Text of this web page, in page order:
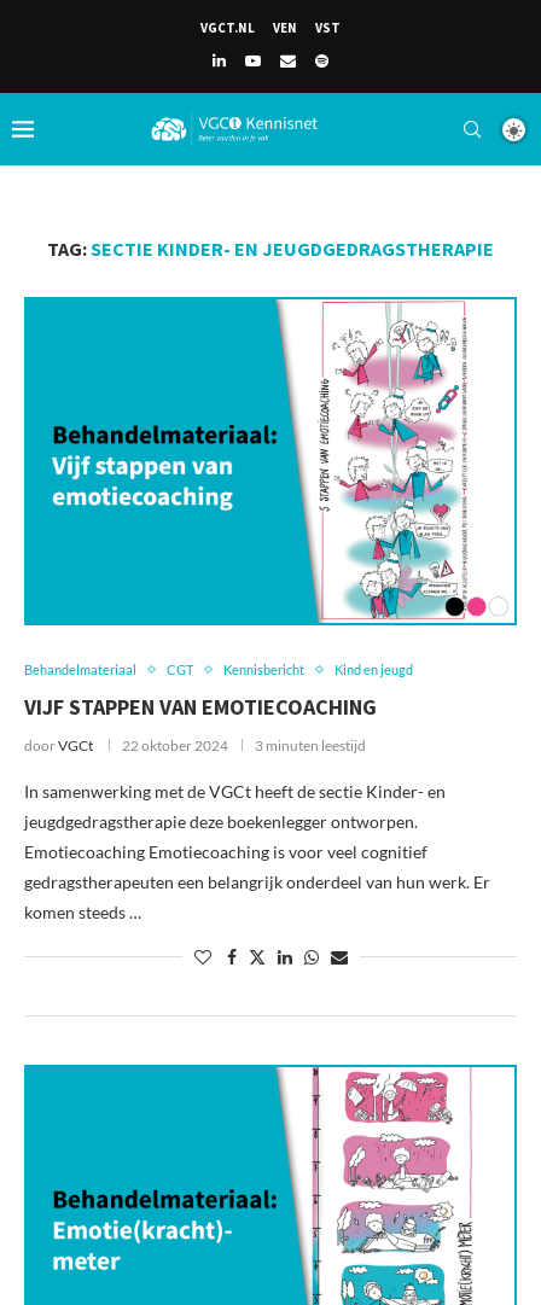
VGCT.NL VEN VST
TAG:SECTIE KINDER- EN JEUGDGEDRAGSTHERAPIE
Behandelmateriaal CGT Kennisbericht Kind en jeugd
VIJF STAPPEN VAN EMOTIECOACHING
doorVGCt 22 oktober 2024 3 minuten leestijd
In samenwerking met de VGCt heeft de sectie Kinder- en
jeugdgedragstherapie deze boekenlegger ontworpen.
Emotiecoaching Emotiecoaching is voor veel cognitief
gedragstherapeuten een belangrijk onderdeel van hun werk. Er
komen steeds …